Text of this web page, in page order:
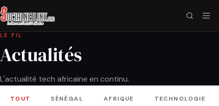
LE FIL
Actualités
L'actualité tech africaine en continu.
TOUT SÉNÉGAL AFRIQUE TECHNOLOGIE